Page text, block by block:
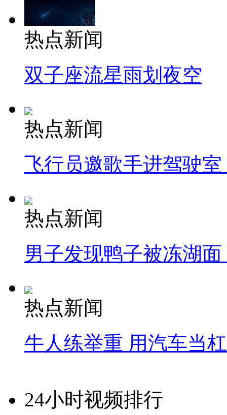
热点新闻
双子座流星雨划夜空
热点新闻
飞行员邀歌手进驾驶
热点新闻
男子发现鸭子被冻湖
热点新闻
牛人练举重 用汽车当
24小时视频排行